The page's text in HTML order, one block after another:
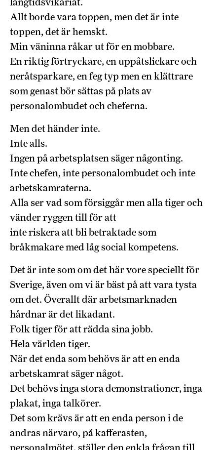
Allt borde vara toppen, men det är inte
toppen, det är hemskt.
Min väninna råkar ut för en mobbare.
En riktig förtryckare, en uppåtslickare och
neråtsparkare, en feg typ men en klättrare
som genast bör sättas på plats av
personalombudet och cheferna.
Men det händer inte.
Inte alls.
Ingen på arbetsplatsen säger någonting.
Inte chefen, inte personalombudet och inte
arbetskamraterna.
Alla ser vad som försiggår men alla tiger och
vänder ryggen till för att
inte riskera att bli betraktade som
bråkmakare med låg social kompetens.
Det är inte som om det här vore speciellt för
Sverige, även om vi är bäst på att vara tysta
om det. Överallt där arbetsmarknaden
hårdnar är det likadant.
Folk tiger för att rädda sina jobb.
Hela världen tiger.
När det enda som behövs är att en enda
arbetskamrat säger något.
Det behövs inga stora demonstrationer, inga
plakat, inga talkörer.
Det som krävs är att en enda person i de
andras närvaro, på kafferasten,
personalmötet, ställer den enkla frågan till